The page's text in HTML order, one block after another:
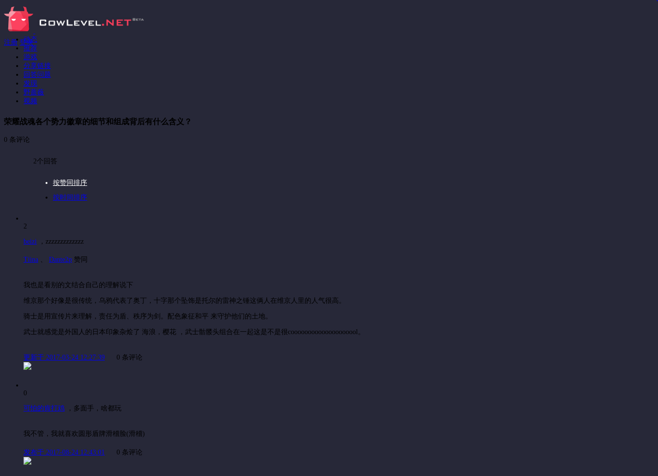
注册 登录
动态
推荐
游戏
分享链接
回答问题
发现
野蔷薇
视频
荣耀战魂各个势力徽章的细节和组成背后有什么含义？
0 条评论
2个回答
按赞同排序
按时间排序
2
beizi ， zzzzzzzzzzzzz
Tiina Dante2p 赞同
我也是看别的文结合自己的理解说下
维京那个好像是很传统，乌鸦代表了奥丁，十字那个坠饰是托尔的雷神之锤这俩人在维京人里的人气很高。
骑士是用宣传片来理解，责任为盾、秩序为剑。配色象征和平 来守护他们的土地。
武士就感觉是外国人的日本印象杂烩了 海浪，樱花 ，武士骷髅头组合在一起这是不是很coooooooooooooooooool。
更新于 2017-03-24 12:27:39 0 条评论
0
可怕的肯打鸡 ， 多面手，啥都玩
我不管，我就喜欢圆形盾牌滑稽脸(滑稽)
发布于 2017-08-24 12:43:01 0 条评论